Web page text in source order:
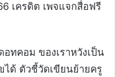
เครดิต เพจแจกสื่อฟรี
ทคอม ของเราหวังเป็น
ได้ ตัวชี้วัดเขียนย้ายครู